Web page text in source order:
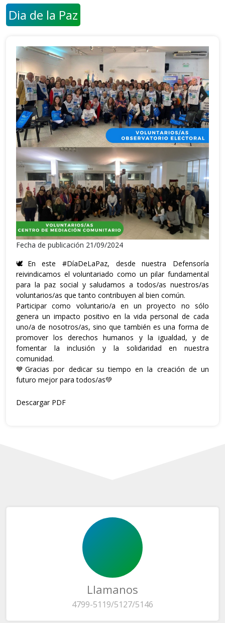
Dia de la Paz
Fecha de publicación 21/09/2024
🕊En este #DíaDeLaPaz, desde nuestra Defensoría
reivindicamos el voluntariado como un pilar fundamental
para la paz social y saludamos a todos/as nuestros/as
voluntarios/as que tanto contribuyen al bien común.
Participar como voluntario/a en un proyecto no sólo
genera un impacto positivo en la vida personal de cada
uno/a de nosotros/as, sino que también es una forma de
promover los derechos humanos y la igualdad, y de
fomentar la inclusión y la solidaridad en nuestra
comunidad.
💙Gracias por dedicar su tiempo en la creación de un
futuro mejor para todos/as💚
Descargar PDF
Llamanos
4799-5119/5127/5146